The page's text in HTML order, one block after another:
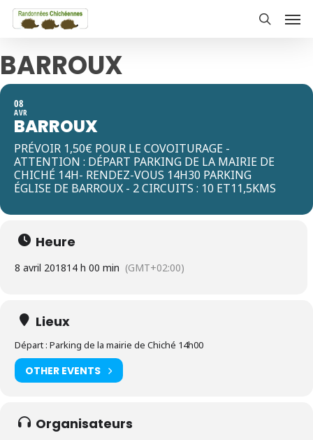
Skip
content
BARROUX
08
AVR
BARROUX
PRÉVOIR 1,50€ POUR LE COVOITURAGE -
ATTENTION : DÉPART PARKING DE LA MAIRIE DE
CHICHÉ 14H- RENDEZ-VOUS 14H30 PARKING
ÉGLISE DE BARROUX - 2 CIRCUITS : 10 ET11,5KMS
Heure
8 avril 201814 h 00 min (GMT+02:00)
Lieux
Départ : Parking de la mairie de Chiché 14h00
OTHER EVENTS
Organisateurs